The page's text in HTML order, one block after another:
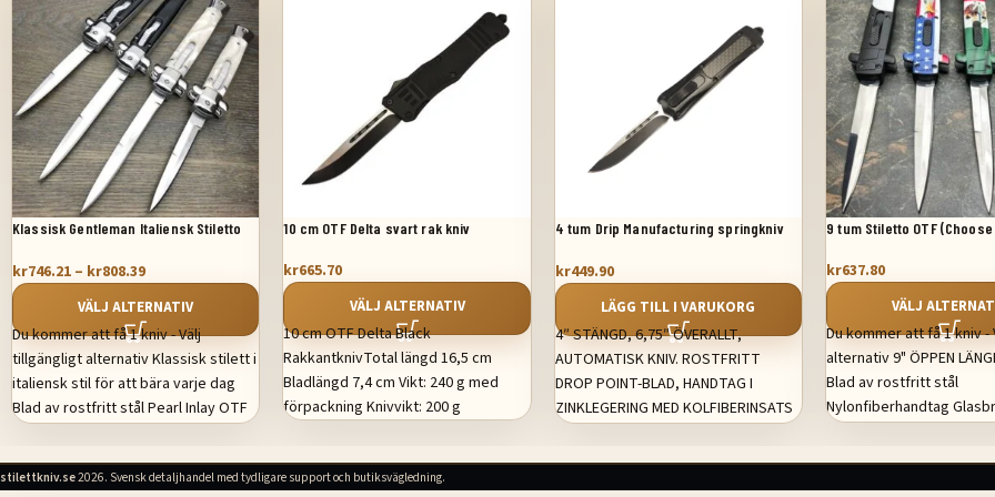
Klassisk Gentleman Italiensk Stiletto
kr746.21 – kr808.39
VÄLJ ALTERNATIV
Du kommer att få 1 kniv - Välj
tillgängligt alternativ Klassisk stilett i
italiensk stil för att bära varje dag
Blad av rostfritt stål Pearl Inlay OTF
öppning och stängning Inkluderar
10 cm OTF Delta svart rak kniv
kr665.70
VÄLJ ALTERNATIV
10 cm OTF Delta Black
RakkantknivTotal längd 16,5 cm
Bladlängd 7,4 cm Vikt: 240 g med
förpackning Knivvikt: 200 g
4 tum Drip Manufacturing springkniv
kr449.90
LÄGG TILL I VARUKORG
4″ STÄNGD, 6,75″ ÖVERALLT,
AUTOMATISK KNIV. ROSTFRITT
DROP POINT-BLAD, HANDTAG I
ZINKLEGERING MED KOLFIBERINSATS
9 tum Stiletto OTF (Choose
kr637.80
VÄLJ
Du kommer att få 1 kniv -
alternativ 9" ÖPPEN
Blad av rostfritt stål
Nylonfiberhandtag
stilettkniv.se2026. Svensk detaljhandel med tydligare support och butiksvägledning.